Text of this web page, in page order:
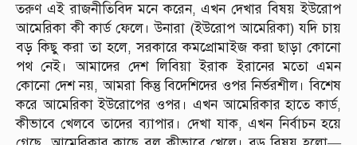
তরুণ এই রাজনীতিবিদ মনে করেন, এখন দেখার বিষয় ইউরোপ
আমেরিকা কী কার্ড ফেলে। উনারা (ইউরোপ আমেরিকা) যদি চায়
বড় কিছু করা তা হলে, সরকারে কমপ্রোমাইজ করা ছাড়া কোনো
পথ নেই। আমাদের দেশ লিবিয়া ইরাক ইরানের মতো এমন
কোনো দেশ নয়, আমরা কিন্তু বিদেশিদের ওপর নির্ভরশীল। বিশেষ
করে আমেরিকা ইউরোপের ওপর। এখন আমেরিকার হাতে কার্ড,
কীভাবে খেলবে তাদের ব্যাপার। দেখা যাক, এখন নির্বাচন হয়ে